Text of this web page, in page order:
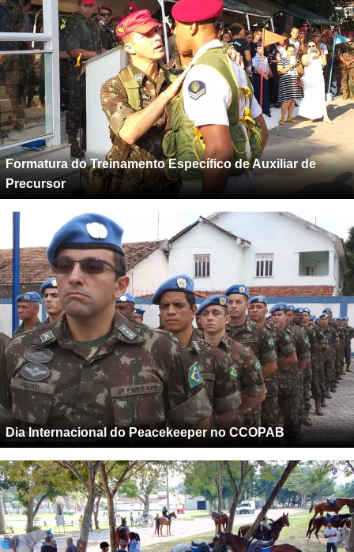
Formatura do Treinamento Específico de Auxiliar de
Precursor
Dia Internacional do Peacekeeper no CCOPAB